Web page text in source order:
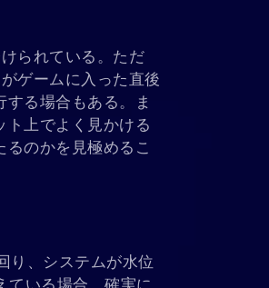
られている。ただ
ゲームに入った直後
る場合もある。ま
ト上でよく見かける
るのかを見極めるこ
り、システムが水位